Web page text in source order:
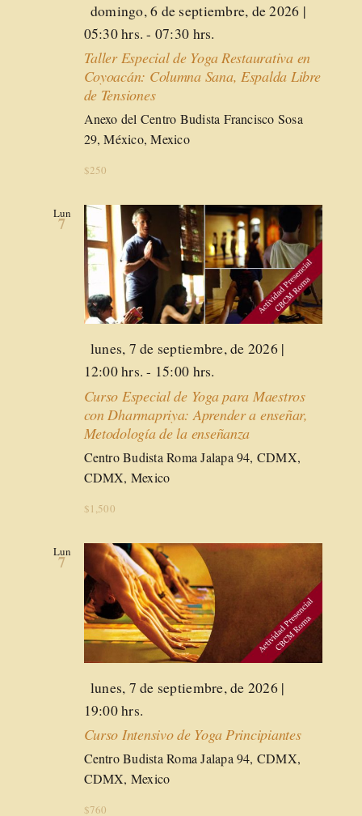
Destacado
domingo, 6 de septiembre, de 2026 |
05:30 hrs. - 07:30 hrs.
Taller Especial de Yoga Restaurativa en
Coyoacán: Columna Sana, Espalda Libre
de Tensiones
Anexo del Centro Budista Francisco Sosa
29, México, Mexico
$250
Lun
7
Destacado
lunes, 7 de septiembre, de 2026 |
12:00 hrs. - 15:00 hrs.
Curso Especial de Yoga para Maestros
con Dharmapriya: Aprender a enseñar,
Metodología de la enseñanza
Centro Budista RomaJalapa 94, CDMX,
CDMX, Mexico
$1,500
Lun
7
Destacado
lunes, 7 de septiembre, de 2026 |
19:00 hrs.
Curso Intensivo de Yoga Principiantes
Centro Budista RomaJalapa 94, CDMX,
CDMX, Mexico
$760